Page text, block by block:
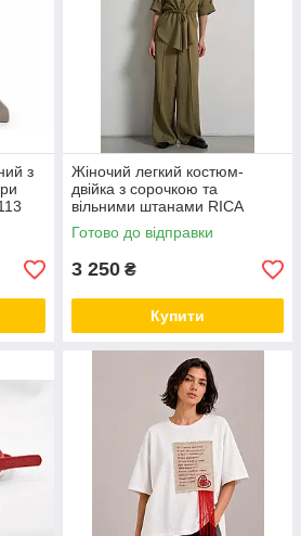
з
Жіночий легкий костюм-
двійка з сорочкою та
вільними штанами RICA
MARE MKRM4314
Готово до відправки
3 250 ₴
Купити